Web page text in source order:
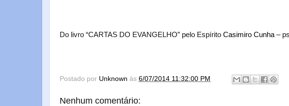
Do livro “CARTAS DO EVANGELHO” pelo Espírito Casimiro Cunha –
Postado por Unknown às 6/07/2014 11:32:00 PM
Nenhum comentário: